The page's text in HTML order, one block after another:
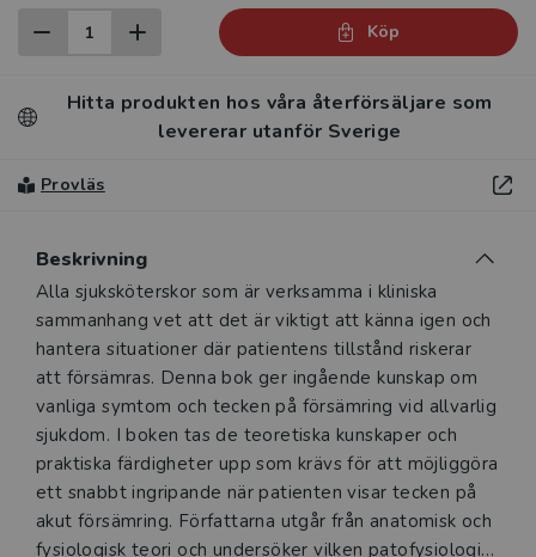
Köp
Hitta produkten hos våra återförsäljare som
levererar utanför Sverige
Provläs
Beskrivning
Beskrivning
Alla sjuksköterskor som är verksamma i kliniska
sammanhang vet att det är viktigt att känna igen och
hantera situationer där patientens tillstånd riskerar
att försämras. Denna bok ger ingående kunskap om
vanliga symtom och tecken på försämring vid allvarlig
sjukdom. I boken tas de teoretiska kunskaper och
praktiska färdigheter upp som krävs för att möjliggöra
ett snabbt ingripande när patienten visar tecken på
akut försämring. Författarna utgår från anatomisk och
fysiologisk teori och undersöker vilken patofysiologi